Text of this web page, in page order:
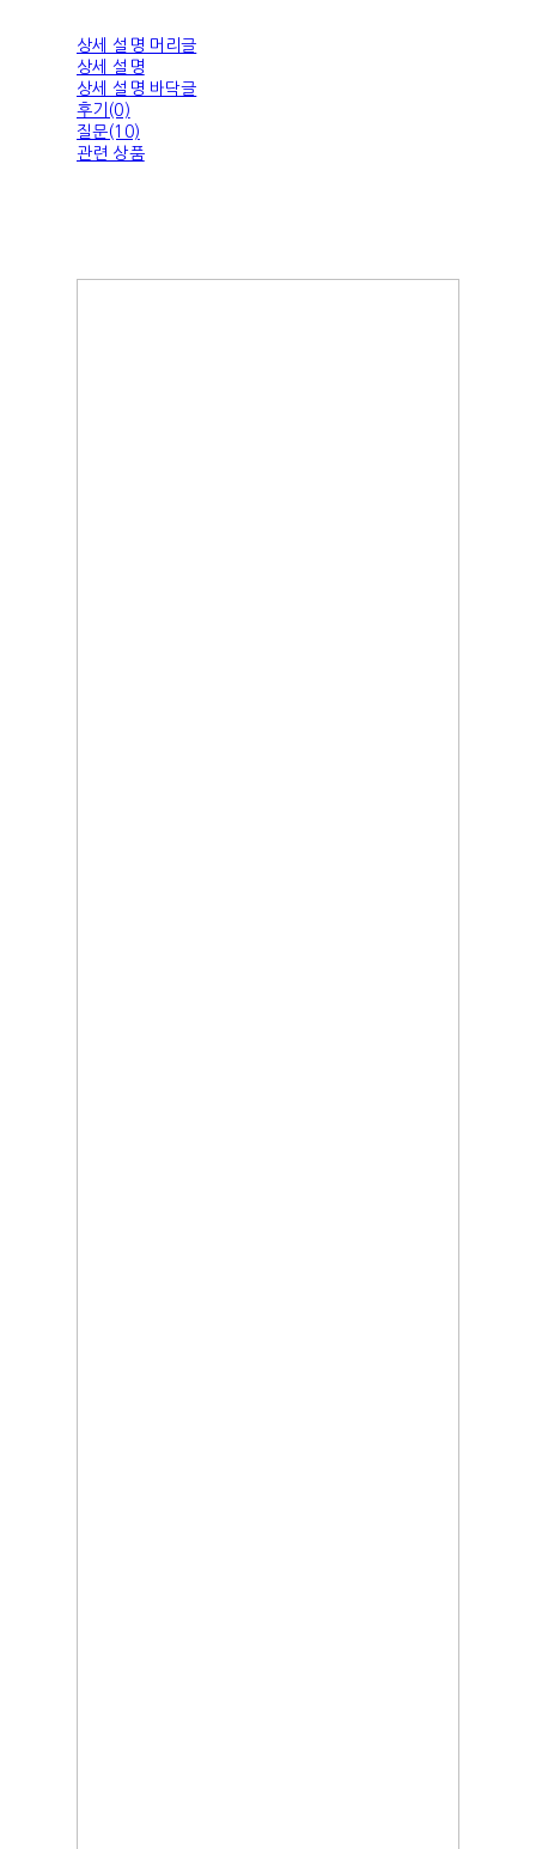
상세 설명 머리글
상세 설명
상세 설명 바닥글
후기(0)
질문(10)
관련 상품